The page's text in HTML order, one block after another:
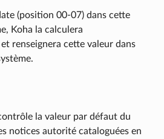
(position 00-07) dans cette
Koha la calculera
renseignera cette valeur dans
la valeur par défaut du
notices autorité cataloguées en